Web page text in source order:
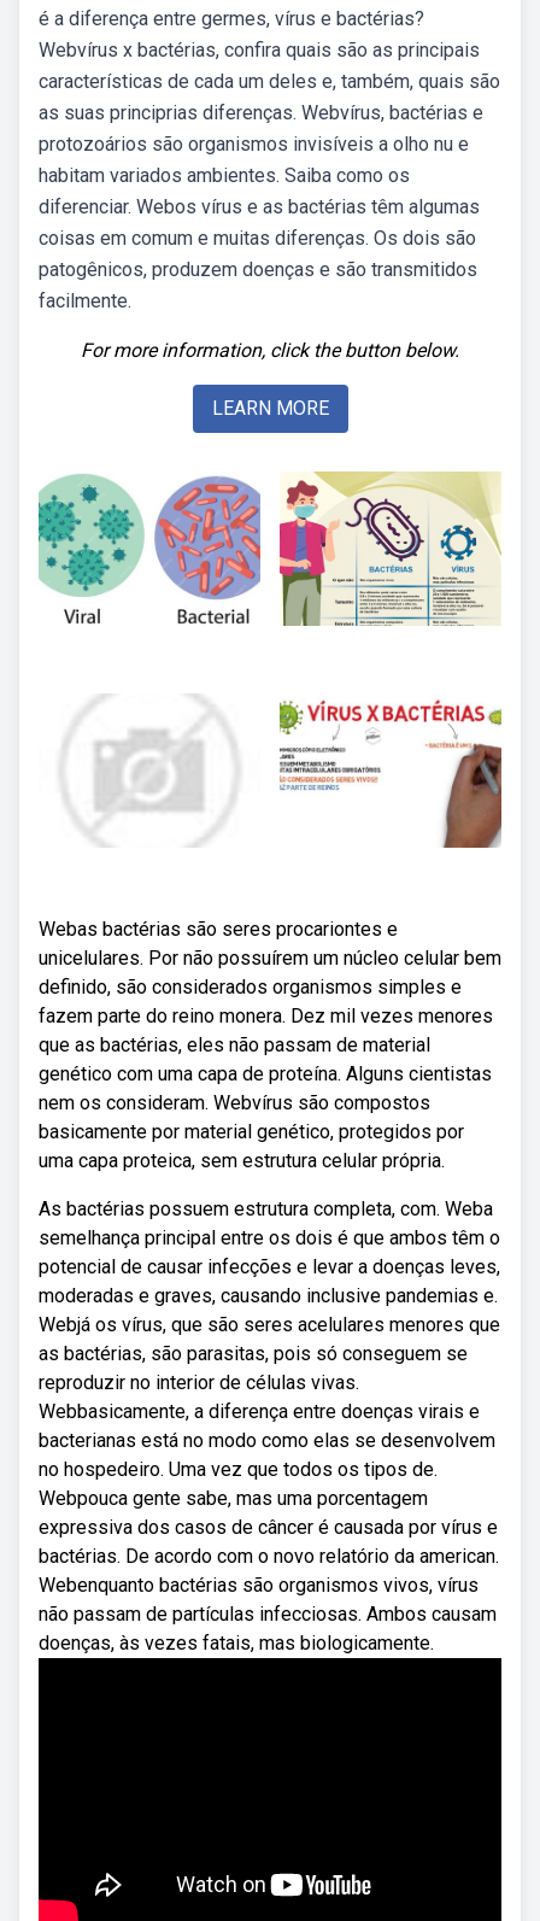
é a diferença entre germes, vírus e bactérias?
Webvírus x bactérias, confira quais são as principais
características de cada um deles e, também, quais são
as suas principrias diferenças. Webvírus, bactérias e
protozoários são organismos invisíveis a olho nu e
habitam variados ambientes. Saiba como os
diferenciar. Webos vírus e as bactérias têm algumas
coisas em comum e muitas diferenças. Os dois são
patogênicos, produzem doenças e são transmitidos
facilmente.
For more information, click the button below.
LEARN MORE
Webas bactérias são seres procariontes e
unicelulares. Por não possuírem um núcleo celular bem
definido, são considerados organismos simples e
fazem parte do reino monera. Dez mil vezes menores
que as bactérias, eles não passam de material
genético com uma capa de proteína. Alguns cientistas
nem os consideram. Webvírus são compostos
basicamente por material genético, protegidos por
uma capa proteica, sem estrutura celular própria.
As bactérias possuem estrutura completa, com. Weba
semelhança principal entre os dois é que ambos têm o
potencial de causar infecções e levar a doenças leves,
moderadas e graves, causando inclusive pandemias e.
Webjá os vírus, que são seres acelulares menores que
as bactérias, são parasitas, pois só conseguem se
reproduzir no interior de células vivas.
Webbasicamente, a diferença entre doenças virais e
bacterianas está no modo como elas se desenvolvem
no hospedeiro. Uma vez que todos os tipos de.
Webpouca gente sabe, mas uma porcentagem
expressiva dos casos de câncer é causada por vírus e
bactérias. De acordo com o novo relatório da american.
Webenquanto bactérias são organismos vivos, vírus
não passam de partículas infecciosas. Ambos causam
doenças, às vezes fatais, mas biologicamente.